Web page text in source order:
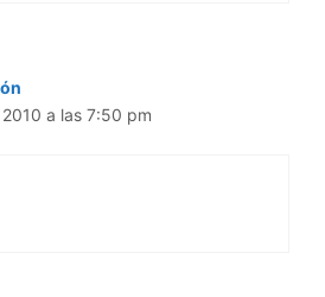
a las 7:50 pm